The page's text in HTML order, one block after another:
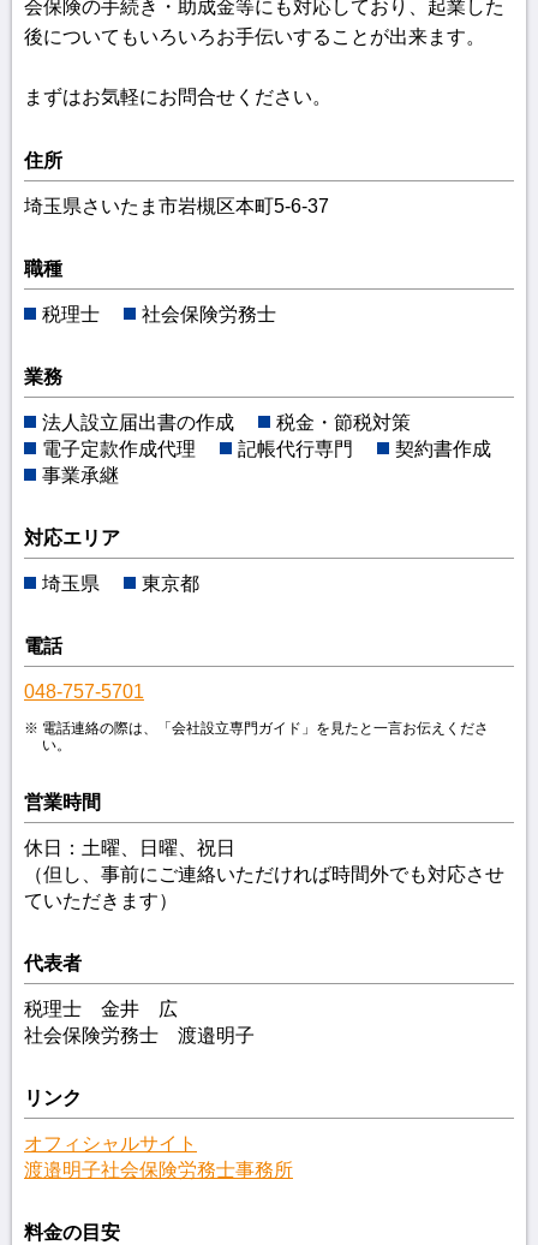
会保険の手続き・助成金等にも対応しており、起業した
後についてもいろいろお手伝いすることが出来ます。
まずはお気軽にお問合せください。
住所
埼玉県さいたま市岩槻区本町5-6-37
職種
税理士 社会保険労務士
業務
法人設立届出書の作成
税金・節税対策
電子定款作成代理
記帳代行専門
契約書作成
事業承継
対応エリア
埼玉県 東京都
電話
048-757-5701
電話連絡の際は、「会社設立専門ガイド」を見たと一言お伝えくださ
い。
営業時間
休日：土曜、日曜、祝日
（但し、事前にご連絡いただければ時間外でも対応させ
ていただきます）
代表者
税理士 金井 広
社会保険労務士 渡邉明子
リンク
オフィシャルサイト
渡邉明子社会保険労務士事務所
料金の目安